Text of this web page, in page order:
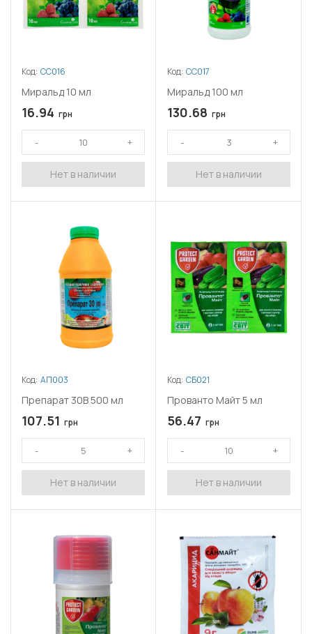
Код: СС016
Миральд 10 мл
16.94 грн
Нет в наличии
Код: СС017
Миральд 100 мл
130.68 грн
Нет в наличии
Код: АП003
Препарат 30В 500 мл
107.51 грн
Нет в наличии
Код: СБ021
Прованто Майт 5 мл
56.47 грн
Нет в наличии